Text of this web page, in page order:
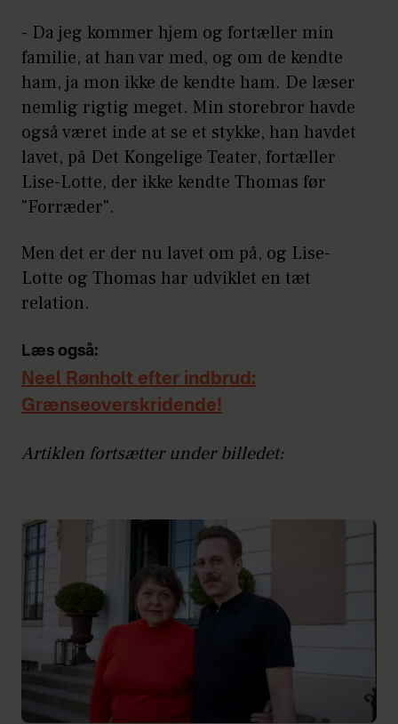
- Da jeg kommer hjem og fortæller min
familie, at han var med, og om de kendte
ham, ja mon ikke de kendte ham. De læser
nemlig rigtig meget. Min storebror havde
også været inde at se et stykke, han havdet
lavet, på Det Kongelige Teater, fortæller
Lise-Lotte, der ikke kendte Thomas før
"Forræder".
Men det er der nu lavet om på, og Lise-
Lotte og Thomas har udviklet en tæt
relation.
Læs også:
Neel Rønholt efter indbrud:
Grænseoverskridende!
Artiklen fortsætter under billedet: